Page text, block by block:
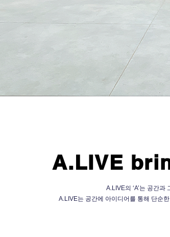
A.LIVE
A.LIVE의 ‘A’는 공간
A.LIVE는 공간에 아이디어를 통해 단순